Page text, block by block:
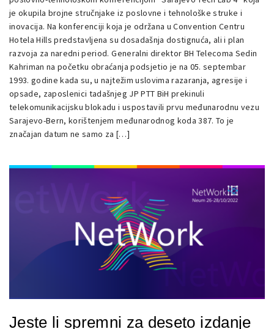
je okupila brojne stručnjake iz poslovne i tehnološke struke i
inovacija. Na konferenciji koja je održana u Convention Centru
Hotela Hills predstavljena su dosadašnja dostignuća, ali i plan
razvoja za naredni period. Generalni direktor BH Telecoma Sedin
Kahriman na početku obraćanja podsjetio je na 05. septembar
1993. godine kada su, u najtežim uslovima razaranja, agresije i
opsade, zaposlenici tadašnjeg JP PTT BiH prekinuli
telekomunikacijsku blokadu i uspostavili prvu međunarodnu vezu
Sarajevo-Bern, korištenjem međunarodnog koda 387. To je
značajan datum ne samo za […]
Jeste li spremni za deseto izdanje